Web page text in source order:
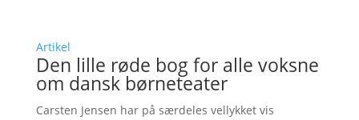
Artikel
Den lille røde bog for alle voksne
om dansk børneteater
Carsten Jensen har på særdeles vellykket vis